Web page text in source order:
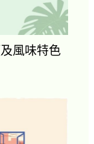
風味特色